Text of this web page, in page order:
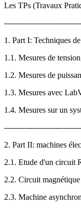
Les TPs (Travaux
1. Part I: Techniques
1.1. Mesures de
1.2. Mesures de
1.3. Mesures avec
1.4. Mesures sur un
2. Part II: machines
2.1. Etude d'un circuit
2.2. Circuit
2.3. Machine